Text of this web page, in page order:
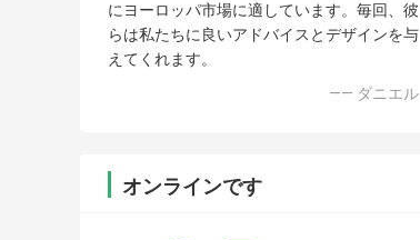
にヨーロッパ市場に適しています。毎回、彼
らは私たちに良いアドバイスとデザインを与
えてくれます。
—— ダニエル
オンラインです